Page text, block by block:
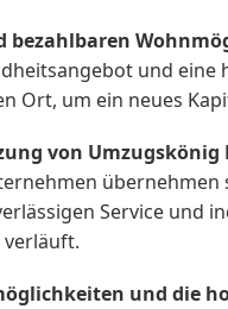
bezahlbaren
und
Ort, um ein neues
von Umzugskönig
Service und
verläuft.
und die